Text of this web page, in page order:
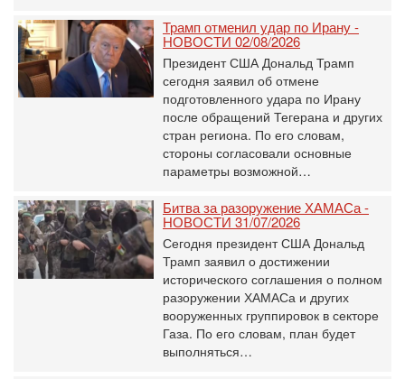
Трамп отменил удар по Ирану -
НОВОСТИ 02/08/2026
Президент США Дональд Трамп
сегодня заявил об отмене
подготовленного удара по Ирану
после обращений Тегерана и других
стран региона. По его словам,
стороны согласовали основные
параметры возможной…
Битва за разоружение ХАМАСа -
НОВОСТИ 31/07/2026
Сегодня президент США Дональд
Трамп заявил о достижении
исторического соглашения о полном
разоружении ХАМАСа и других
вооруженных группировок в секторе
Газа. По его словам, план будет
выполняться…